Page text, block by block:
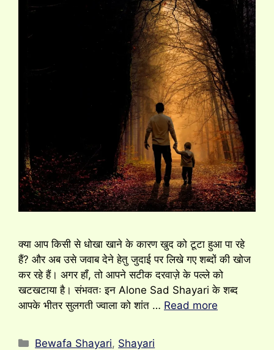
क्या आप किसी से धोखा खाने के कारण खुद को टूटा हुआ पा रहे
हैं? और अब उसे जवाब देने हेतु जुदाई पर लिखे गए शब्दों की खोज
कर रहे हैं। अगर हॉं, तो आपने सटीक दरवाज़े के पल्ले को
खटखटाया है। संभवतः इन Alone Sad Shayari के शब्द
आपके भीतर सुलगती ज्वाला को शांत … Read more
Categories
Bewafa Shayari, Shayari